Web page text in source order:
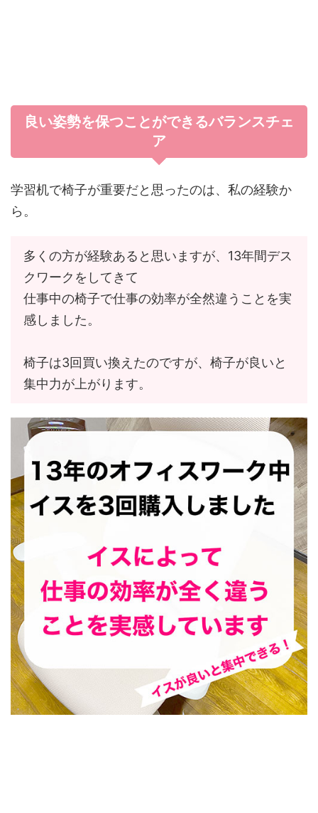
良い姿勢を保つことができるバランスチェ
ア
学習机で椅子が重要だと思ったのは、私の経験か
ら。
多くの方が経験あると思いますが、13年間デス
クワークをしてきて
仕事中の椅子で仕事の効率が全然違うことを実
感しました。
椅子は3回買い換えたのですが、椅子が良いと
集中力が上がります。